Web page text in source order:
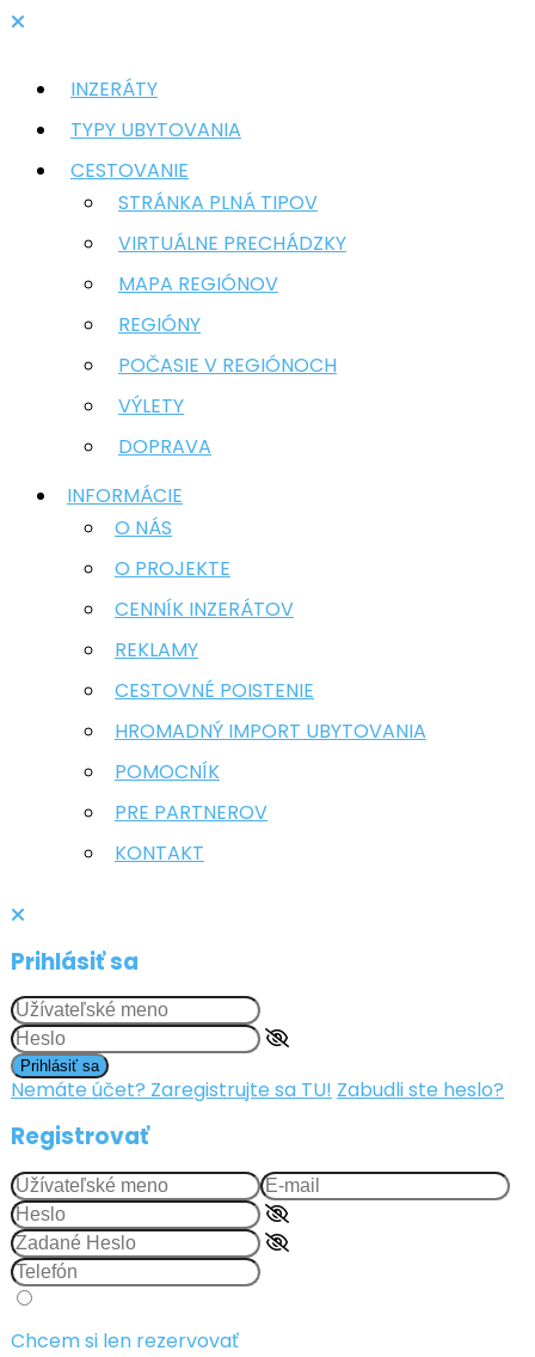
INZERÁTY
TYPY UBYTOVANIA
CESTOVANIE
STRÁNKA PLNÁ TIPOV
VIRTUÁLNE PRECHÁDZKY
MAPA REGIÓNOV
REGIÓNY
POČASIE V REGIÓNOCH
VÝLETY
DOPRAVA
INFORMÁCIE
O NÁS
O PROJEKTE
CENNÍK INZERÁTOV
REKLAMY
CESTOVNÉ POISTENIE
HROMADNÝ IMPORT UBYTOVANIA
POMOCNÍK
PRE PARTNEROV
KONTAKT
Prihlásiť sa
Prihlásiť sa
Nemáte účet? Zaregistrujte sa TU! Zabudli ste heslo?
Registrovať
Chcem si len rezervovať